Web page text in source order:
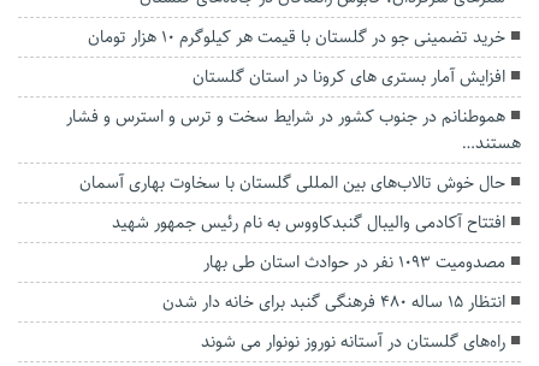
خرید تضمینی جو در گلستان با قیمت هر کیلوگرم ۱۰ هزار تومان
افزایش آمار بستری های کرونا در استان گلستان
هموطنانم در جنوب کشور در شرایط سخت و ترس و استرس و فشار
هستند…
حال خوش تالاب‌های بین المللی گلستان با سخاوت بهاری آسمان
افتتاح آکادمی والیبال گنبدکاووس به نام رئیس جمهور شهید
مصدومیت ۱۰۹۳ نفر در حوادث استان طی بهار
انتظار ۱۵ ساله ۴۸۰ فرهنگی گنبد برای خانه دار شدن
راه‌های گلستان در آستانه نوروز نونوار می شوند